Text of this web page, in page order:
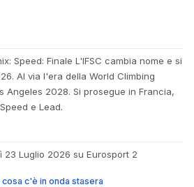
Speed: Finale L'IFSC cambia nome e si
Al via l'era della World Climbing
Angeles 2028. Si prosegue in Francia,
e Lead.
23 Luglio 2026 su Eurosport 2
c'è in onda stasera